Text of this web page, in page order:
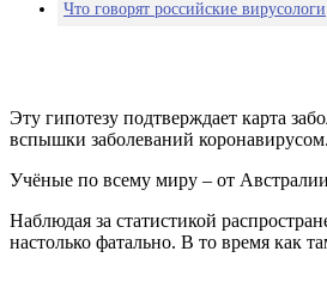
Что говорят российские вирусологи
Эту гипотезу подтверждает карта
вспышки заболеваний
Учёные по всему миру – от
Наблюдая за статистикой
настолько фатально. В то время как